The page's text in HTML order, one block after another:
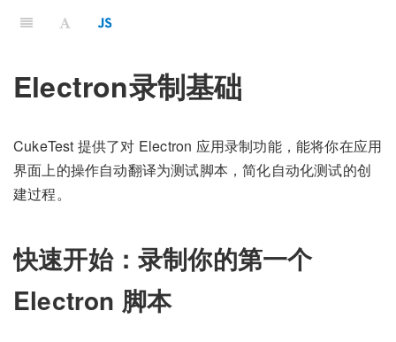
Electron录制基础
CukeTest 提供了对 Electron 应用录制功能，能将你在应用
界面上的操作自动翻译为测试脚本，简化自动化测试的创
建过程。
快速开始：录制你的第一个
Electron 脚本